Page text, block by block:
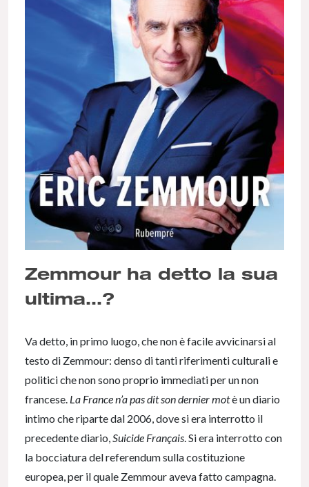
Zemmour ha detto la sua
ultima…?
Va detto, in primo luogo, che non è facile avvicinarsi al
testo di Zemmour: denso di tanti riferimenti culturali e
politici che non sono proprio immediati per un non
francese. La France n’a pas dit son dernier motè un diario
intimo che riparte dal 2006, dove si era interrotto il
precedente diario,Suicide Français. Si era interrotto con
la bocciatura del referendum sulla costituzione
europea, per il quale Zemmour aveva fatto campagna.